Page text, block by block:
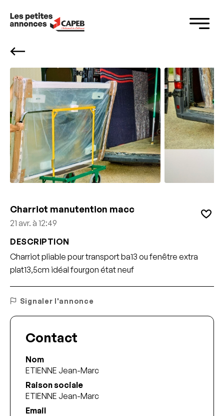
Contact
Nom
ETIENNE Jean-Marc
Raison sociale
ETIENNE Jean-Marc
Email
Charriot manutention macc
21 avr. à 12:49
DESCRIPTION
Charriot pliable pour transport ba13 ou fenêtre extra
plat13,5cm idéal fourgon état neuf
Signaler l'annonce